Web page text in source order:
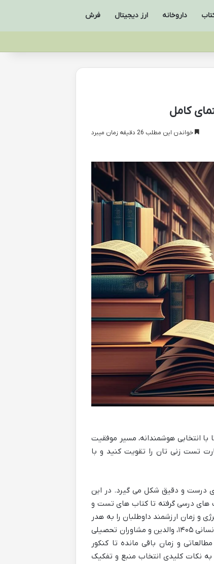
داروخانه ارز دیجیتال فرش
خواندن این مطلب 26 دقیقه زمان میبرد
تست انسانی، گامی حیاتی برای داوطلبان کنکور ۱۴۰۵ است تا با انتخابی هوشمندانه، مسیر موفقیت
تست زنی تان را تقویت کنید و با
درست و دقیق شکل می گیرد. در این
های درسی گرفته تا کتاب های تست و
و زمان ارزشمند داوطلبان را به هدر
دهد. هدف این مقاله، ارائه یک راهنمای جامع و معتبر است تا داوطلبان کنکور انسانی ۱۴۰۵، والدین و مشاوران تحصیلی
و زمان باقی مانده تا کنکور
نکات کلیدی انتخاب منبع و تفکیک